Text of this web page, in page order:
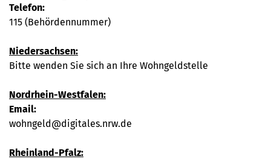
Telefon:
115 (Behördennummer)
Niedersachsen:
Bitte wenden Sie sich an Ihre Wohngeldstelle
Nordrhein-Westfalen:
Email:
wohngeld@digitales.nrw.de
Rheinland-Pfalz: